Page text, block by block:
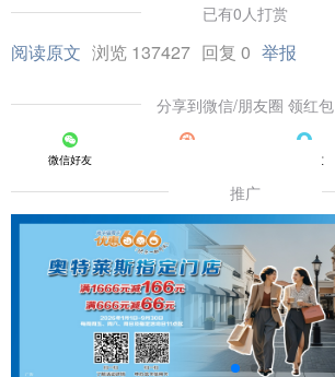
已有0人打赏
阅读原文 浏览 137427 回复 0 举报
分享到微信/朋友圈 领红包
微信好友 QQ好友
推广